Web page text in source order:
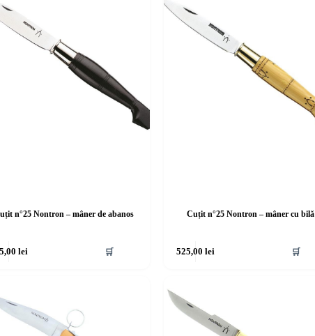
n°25 Nontron – mâner de abanos
lei 🛒
Cuțit n°25 Nontron – mâner cu bilă
525,00 lei 🛒